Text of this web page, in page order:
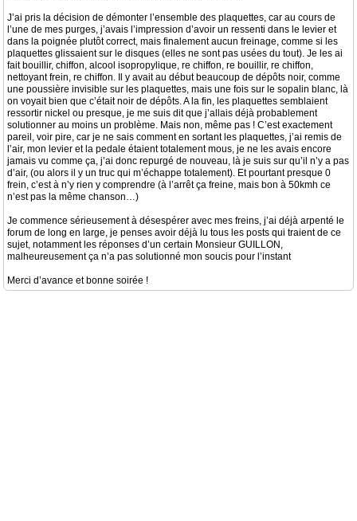
J’ai pris la décision de démonter l’ensemble des plaquettes, car au cours de
l’une de mes purges, j’avais l’impression d’avoir un ressenti dans le levier et
dans la poignée plutôt correct, mais finalement aucun freinage, comme si les
plaquettes glissaient sur le disques (elles ne sont pas usées du tout). Je les ai
fait bouillir, chiffon, alcool isopropylique, re chiffon, re bouillir, re chiffon,
nettoyant frein, re chiffon. Il y avait au début beaucoup de dépôts noir, comme
une poussière invisible sur les plaquettes, mais une fois sur le sopalin blanc, là
on voyait bien que c’était noir de dépôts. A la fin, les plaquettes semblaient
ressortir nickel ou presque, je me suis dit que j’allais déjà probablement
solutionner au moins un problème. Mais non, même pas ! C’est exactement
pareil, voir pire, car je ne sais comment en sortant les plaquettes, j’ai remis de
l’air, mon levier et la pedale étaient totalement mous, je ne les avais encore
jamais vu comme ça, j’ai donc repurgé de nouveau, là je suis sur qu’il n’y a pas
d’air, (ou alors il y un truc qui m’échappe totalement). Et pourtant presque 0
frein, c’est à n’y rien y comprendre (à l’arrêt ça freine, mais bon à 50kmh ce
n’est pas la même chanson…)
Je commence sérieusement à désespérer avec mes freins, j’ai déjà arpenté le
forum de long en large, je penses avoir déjà lu tous les posts qui traient de ce
sujet, notamment les réponses d’un certain Monsieur GUILLON,
malheureusement ça n’a pas solutionné mon soucis pour l’instant
Merci d’avance et bonne soirée !